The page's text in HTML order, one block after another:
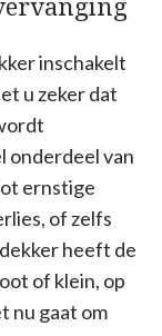
inschakelt
u zeker dat
onderdeel van
ernstige
of zelfs
heeft de
of klein, op
nu gaat om